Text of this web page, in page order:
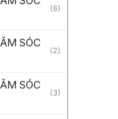
(6)
SÓC
(2)
SÓC
(3)